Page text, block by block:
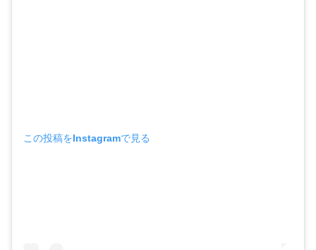
この投稿をInstagramで見る